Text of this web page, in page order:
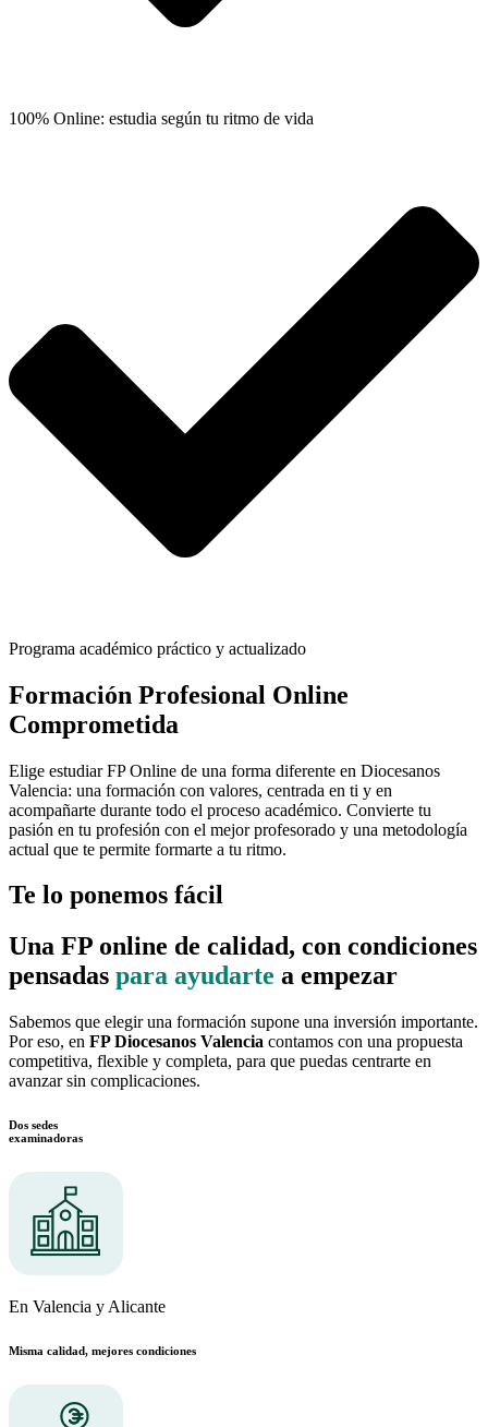
100% Online: estudia según tu ritmo de vida
Programa académico práctico y actualizado
Formación Profesional Online
Comprometida
Elige estudiar FP Online de una forma diferente en Diocesanos
Valencia: una formación con valores, centrada en ti y en
acompañarte durante todo el proceso académico. Convierte tu
pasión en tu profesión con el mejor profesorado y una metodología
actual que te permite formarte a tu ritmo.
Te lo ponemos fácil
Una FP online de calidad, con condiciones
pensadas para ayudarte a empezar
Sabemos que elegir una formación supone una inversión importante.
Por eso, en FP Diocesanos Valencia contamos con una propuesta
competitiva, flexible y completa, para que puedas centrarte en
avanzar sin complicaciones.
Dos sedes
examinadoras
En Valencia y Alicante
Misma calidad, mejores condiciones